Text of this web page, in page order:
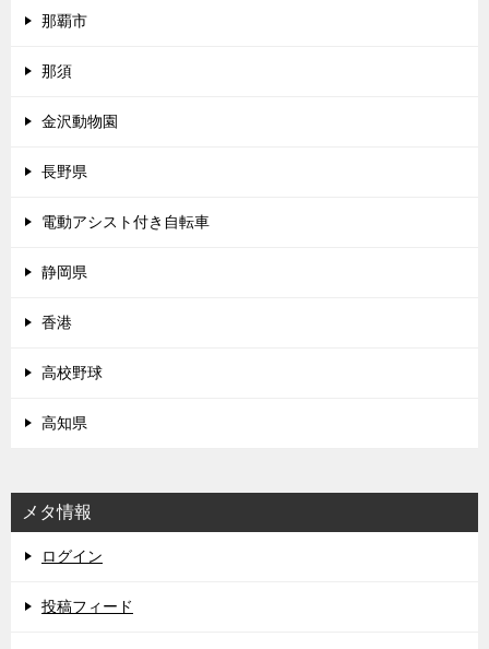
那覇市
那須
金沢動物園
長野県
電動アシスト付き自転車
静岡県
香港
高校野球
高知県
メタ情報
ログイン
投稿フィード